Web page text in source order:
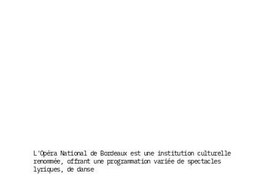
L'Opéra National de Bordeaux est une institution culturelle
renommée, offrant une programmation variée de spectacles
lyriques, de danse